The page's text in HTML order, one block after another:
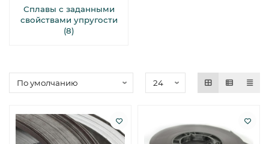
Сплавы с заданными
свойствами упругости
(8)